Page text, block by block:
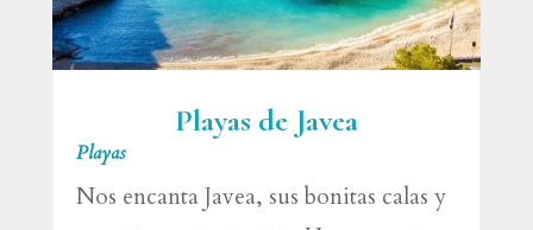
Playas de Javea
Playas
Nos encanta Javea, sus bonitas calas y